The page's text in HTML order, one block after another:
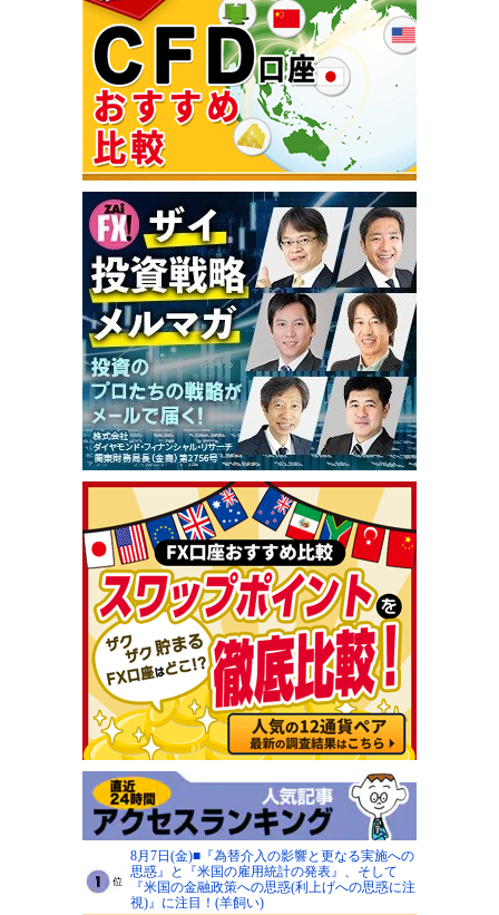
8月7日(金)■『為替介入の影響と更なる実施への
思惑』と『米国の雇用統計の発表』、そして
『米国の金融政策への思惑(利上げへの思惑に注
視)』に注目！(羊飼い)